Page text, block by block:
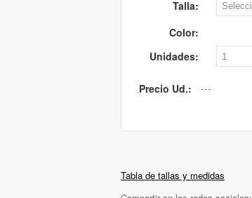
Talla:
Color:
Unidades:
Precio Ud.:
Tabla de tallas y medidas